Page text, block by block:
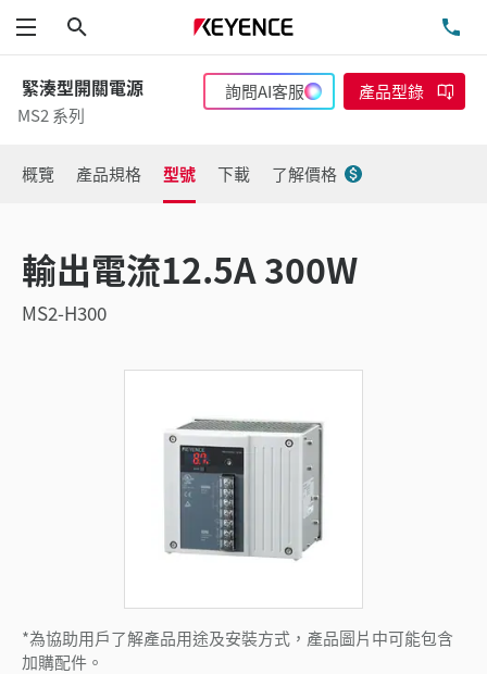
功能表
緊湊型開關電源
MS2 系列
詢問AI客服 產品型錄
概覽 產品規格 型號 下載 了解價格
輸出電流12.5A 300W
MS2-H300
*為協助用戶了解產品用途及安裝方式，產品圖片中可能包含
加購配件。